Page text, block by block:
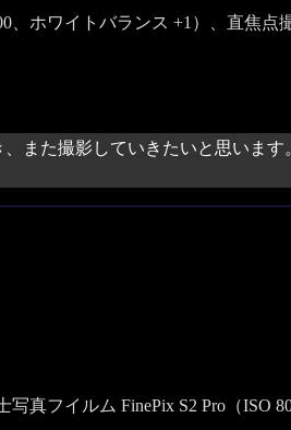
、ホワイトバランス +1）、直焦点
また撮影していきたいと思います。
真フイルム FinePix S2 Pro（ISO